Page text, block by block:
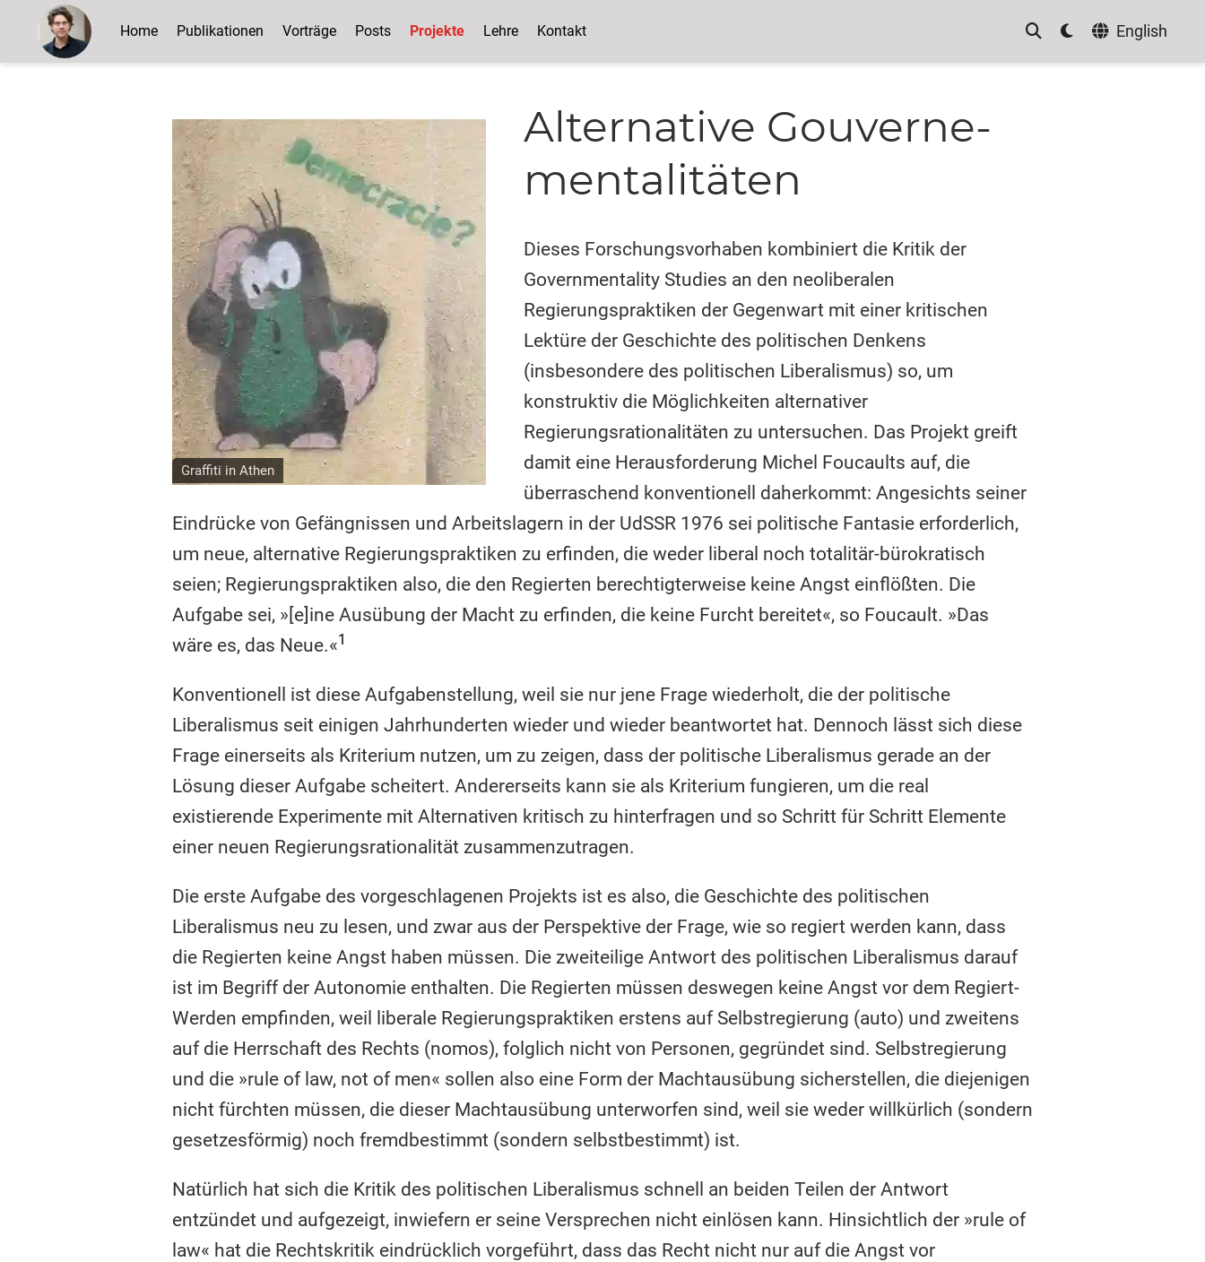
Home Publikationen Vorträge Posts Projekte Lehre Kontakt English
Graffiti in Athen
Alternative Gouverne­
mentalitäten
Dieses Forschungsvorhaben kombiniert die Kritik der
Governmentality Studies an den neoliberalen
Regierungspraktiken der Gegenwart mit einer kritischen
Lektüre der Geschichte des politischen Denkens
(insbesondere des politischen Liberalismus) so, um
konstruktiv die Möglichkeiten alternativer
Regierungsrationalitäten zu untersuchen. Das Projekt greift
damit eine Herausforderung Michel Foucaults auf, die
überraschend konventionell daherkommt: Angesichts seiner
Eindrücke von Gefängnissen und Arbeitslagern in der UdSSR 1976 sei politische Fantasie erforderlich,
um neue, alternative Regierungspraktiken zu erfinden, die weder liberal noch totalitär-bürokratisch
seien; Regierungspraktiken also, die den Regierten berechtigterweise keine Angst einflößten. Die
Aufgabe sei, »[e]ine Ausübung der Macht zu erfinden, die keine Furcht bereitet«, so Foucault. »Das
wäre es, das Neue.«1
Konventionell ist diese Aufgabenstellung, weil sie nur jene Frage wiederholt, die der politische
Liberalismus seit einigen Jahrhunderten wieder und wieder beantwortet hat. Dennoch lässt sich diese
Frage einerseits als Kriterium nutzen, um zu zeigen, dass der politische Liberalismus gerade an der
Lösung dieser Aufgabe scheitert. Andererseits kann sie als Kriterium fungieren, um die real
existierende Experimente mit Alternativen kritisch zu hinterfragen und so Schritt für Schritt Elemente
einer neuen Regierungsrationalität zusammenzutragen.
Die erste Aufgabe des vorgeschlagenen Projekts ist es also, die Geschichte des politischen
Liberalismus neu zu lesen, und zwar aus der Perspektive der Frage, wie so regiert werden kann, dass
die Regierten keine Angst haben müssen. Die zweiteilige Antwort des politischen Liberalismus darauf
ist im Begriff der Autonomie enthalten. Die Regierten müssen deswegen keine Angst vor dem Regiert-
Werden empfinden, weil liberale Regierungspraktiken erstens auf Selbstregierung (auto) und zweitens
auf die Herrschaft des Rechts (nomos), folglich nicht von Personen, gegründet sind. Selbstregierung
und die »rule of law, not of men« sollen also eine Form der Machtausübung sicherstellen, die diejenigen
nicht fürchten müssen, die dieser Machtausübung unterworfen sind, weil sie weder willkürlich (sondern
gesetzesförmig) noch fremdbestimmt (sondern selbstbestimmt) ist.
Natürlich hat sich die Kritik des politischen Liberalismus schnell an beiden Teilen der Antwort
entzündet und aufgezeigt, inwiefern er seine Versprechen nicht einlösen kann. Hinsichtlich der »rule of
law« hat die Rechtskritik eindrücklich vorgeführt, dass das Recht nicht nur auf die Angst vor